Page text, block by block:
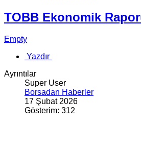
TOBB Ekonomik
Empty
Yazdır
Ayrıntılar
Super User
Borsadan Haberler
17 Şubat 2026
Gösterim: 312